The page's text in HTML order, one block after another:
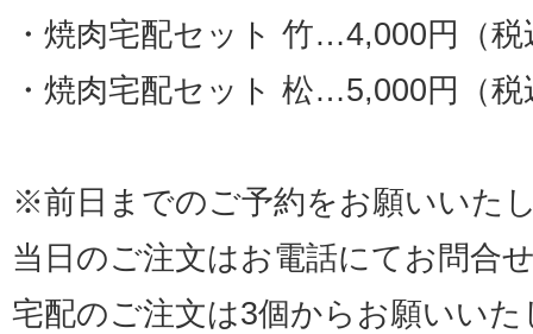
・焼肉宅配セット 竹…4,000円（税
・焼肉宅配セット 松…5,000円（税
※前日までのご予約をお願いいた
当日のご注文はお電話にてお問合
宅配のご注文は3個からお願いい